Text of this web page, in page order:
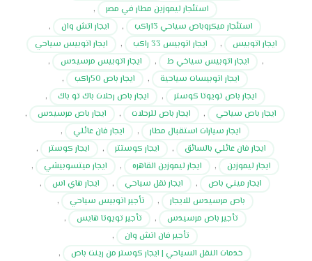
استئجار ليموزين مطار في مصر
,
استئجار ميكروباص سياحي 13راكب
, ايجار اتش وان
,
ايجار اتوبيس
, ايجار اتوبيس 33 راكب ,
ايجار اتوبيس سياحي
,
ايجار اتوبيس سياخي ط , ايجار اتوبيس مرسيدس
,
ايجار اتوبيسات سياحية
, ايجار باص 50راكب
,
ايجار باص تويوتا كوستر
, ايجار باص رحلات باك تو باك
,
ايجار باص سياحي
, ايجار باص للرحلات , ايجار باص مرسيدس
,
ايجار سيارات استقبال مطار
, ايجار فان عائلي
,
ايجار فان عائلي بالسائق
, ايجار كوستتر , ايجار كوستر
,
ايجار ليموزين
, ايجار ليموزين القاهره , ايجار ميتسوبيشي
,
ايجار ميني باص
, ايجار نقل سياحي , ايجار هاي اس
,
باص مرسيدس للايجار
, تأجير اتوبيس سياحي
,
تأجير باص مرسيدس
, تأجير تويوتا هايس
,
تأجير فان اتش وان
,
خدمات النقل السياحي | ايجار كوستر من رينت باص
,